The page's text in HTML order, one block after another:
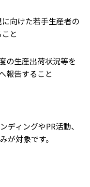
向けた若手生産者の
と
の生産出荷状況等を
報告すること
ディングやPR活動、
が対象です。